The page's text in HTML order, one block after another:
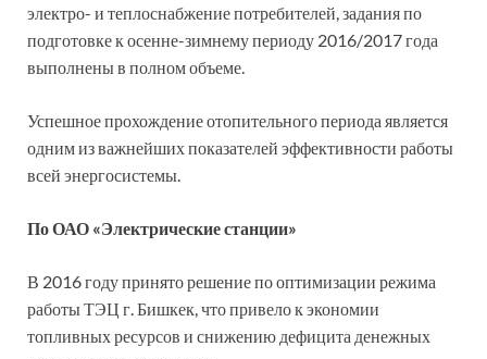
электро- и теплоснабжение потребителей, задания по
подготовке к осенне-зимнему периоду 2016/2017 года
выполнены в полном объеме.
Успешное прохождение отопительного периода является
одним из важнейших показателей эффективности работы
всей энергосистемы.
По ОАО «Электрические станции»
В 2016 году принято решение по оптимизации режима
работы ТЭЦ г. Бишкек, что привело к экономии
топливных ресурсов и снижению дефицита денежных